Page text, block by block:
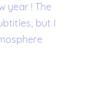
year ! The
but I